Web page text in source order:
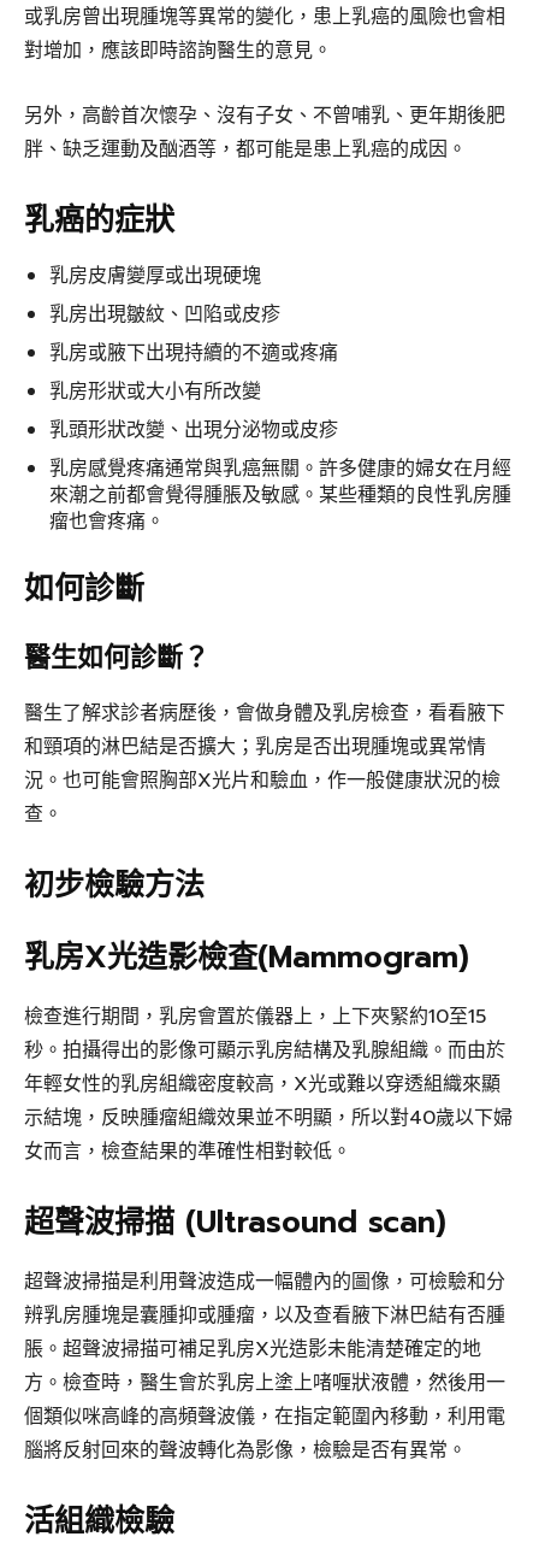
或乳房曾出現腫塊等異常的變化，患上乳癌的風險也會相
對增加，應該即時諮詢醫生的意見。
另外，高齡首次懷孕、沒有子女、不曾哺乳、更年期後肥
胖、缺乏運動及酗酒等，都可能是患上乳癌的成因。
乳癌的症狀
乳房皮膚變厚或出現硬塊
乳房出現皺紋、凹陷或皮疹
乳房或腋下出現持續的不適或疼痛
乳房形狀或大小有所改變
乳頭形狀改變、出現分泌物或皮疹
乳房感覺疼痛通常與乳癌無關。許多健康的婦女在月經
來潮之前都會覺得腫脹及敏感。某些種類的良性乳房腫
瘤也會疼痛。
如何診斷
醫生如何診斷？
醫生了解求診者病歷後，會做身體及乳房檢查，看看腋下
和頸項的淋巴結是否擴大；乳房是否出現腫塊或異常情
況。也可能會照胸部X光片和驗血，作一般健康狀況的檢
查。
初步檢驗方法
乳房X光造影檢査(Mammogram)
檢查進行期間，乳房會置於儀器上，上下夾緊約10至15
秒。拍攝得出的影像可顯示乳房結構及乳腺組織。而由於
年輕女性的乳房組織密度較高，X光或難以穿透組織來顯
示結塊，反映腫瘤組織效果並不明顯，所以對40歲以下婦
女而言，檢查結果的準確性相對較低。
超聲波掃描 (Ultrasound scan)
超聲波掃描是利用聲波造成一幅體內的圖像，可檢驗和分
辨乳房腫塊是囊腫抑或腫瘤，以及查看腋下淋巴結有否腫
脹。超聲波掃描可補足乳房X光造影未能清楚確定的地
方。檢查時，醫生會於乳房上塗上啫喱狀液體，然後用一
個類似咪高峰的高頻聲波儀，在指定範圍內移動，利用電
腦將反射回來的聲波轉化為影像，檢驗是否有異常。
活組織檢驗